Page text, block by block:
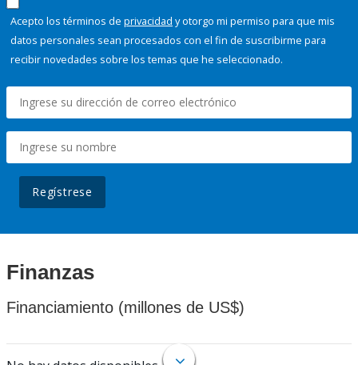
Acepto los términos de privacidad y otorgo mi permiso para que mis
datos personales sean procesados con el fin de suscribirme para
recibir novedades sobre los temas que he seleccionado.
Regístrese
Finanzas
Financiamiento (millones de US$)